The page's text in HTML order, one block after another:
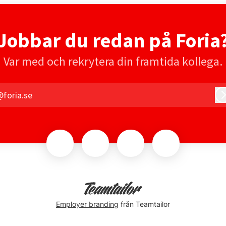
du redan på
Var med och rekrytera din framtida kollega.
Employer branding från Teamtailor